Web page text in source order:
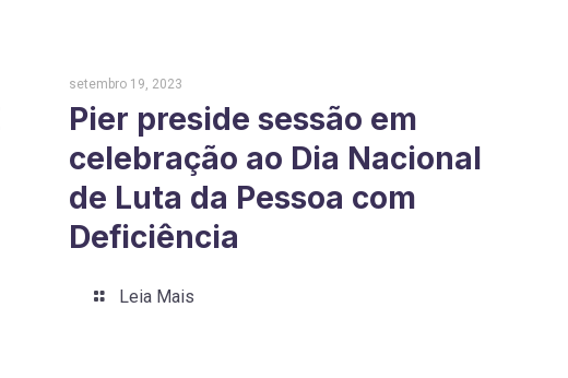
setembro 19, 2023
Pier preside sessão em
celebração ao Dia Nacional
de Luta da Pessoa com
Deficiência
Leia Mais